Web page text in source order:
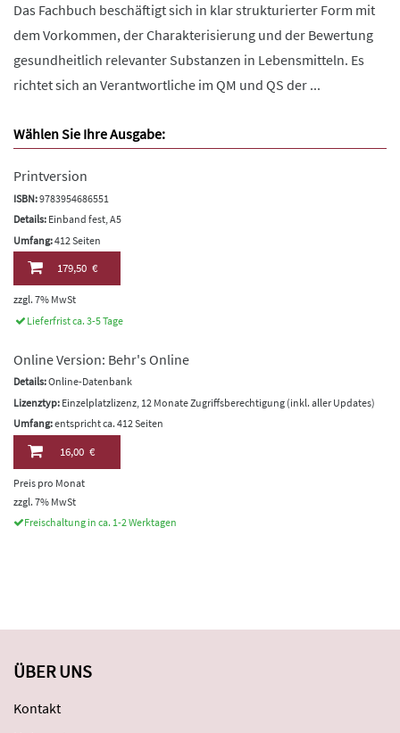
Das Fachbuch beschäftigt sich in klar strukturierter Form mit
dem Vorkommen, der Charakterisierung und der Bewertung
gesundheitlich relevanter Substanzen in Lebensmitteln. Es
richtet sich an Verantwortliche im QM und QS der ...
Wählen Sie Ihre Ausgabe:
Printversion
ISBN:9783954686551
Details: Einband fest, A5
Umfang:412 Seiten
179,50 €
zzgl. 7% MwSt
Lieferfrist ca. 3-5 Tage
Online Version: Behr's Online
Details:Online-Datenbank
Lizenztyp: Einzelplatzlizenz, 12 Monate Zugriffsberechtigung (inkl. aller Updates)
Umfang:entspricht ca. 412 Seiten
16,00 €
Preis pro Monat
zzgl. 7% MwSt
Freischaltung in ca. 1-2 Werktagen
ÜBER UNS
Kontakt